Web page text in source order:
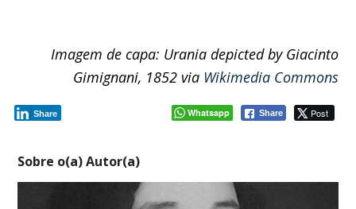
Imagem de capa: Urania depicted by Giacinto
Gimignani, 1852 via Wikimedia Commons
Whatsapp Share Post
Share
Sobre o(a) Autor(a)